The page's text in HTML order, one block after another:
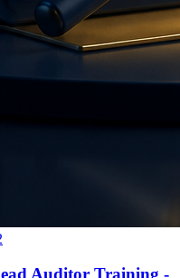
Auditor Training -